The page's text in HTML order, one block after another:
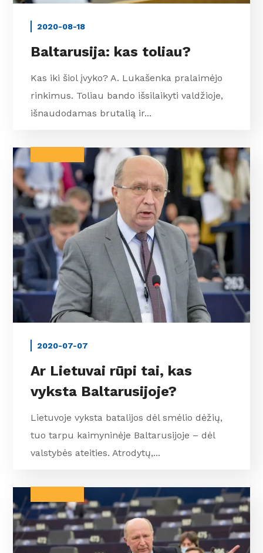
2020-08-18
Baltarusija: kas toliau?
Kas iki šiol įvyko? A. Lukašenka pralaimėjo
rinkimus. Toliau bando išsilaikyti valdžioje,
išnaudodamas brutalią ir...
2020-07-07
Ar Lietuvai rūpi tai, kas
vyksta Baltarusijoje?
Lietuvoje vyksta batalijos dėl smėlio dėžių,
tuo tarpu kaimyninėje Baltarusijoje – dėl
valstybės ateities. Atrodytų,...